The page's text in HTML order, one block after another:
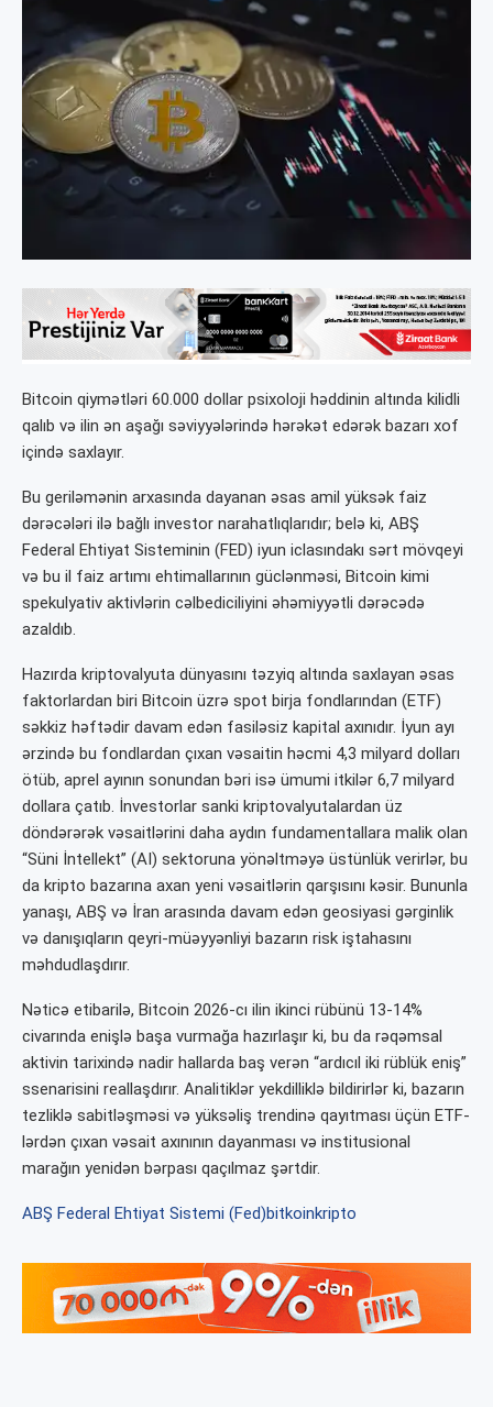
Bitcoin qiymətləri 60.000 dollar psixoloji həddinin altında kilidli
qalıb və ilin ən aşağı səviyyələrində hərəkət edərək bazarı xof
içində saxlayır.
Bu geriləmənin arxasında dayanan əsas amil yüksək faiz
dərəcələri ilə bağlı investor narahatlıqlarıdır; belə ki, ABŞ
Federal Ehtiyat Sisteminin (FED) iyun iclasındakı sərt mövqeyi
və bu il faiz artımı ehtimallarının güclənməsi, Bitcoin kimi
spekulyativ aktivlərin cəlbediciliyini əhəmiyyətli dərəcədə
azaldıb.
Hazırda kriptovalyuta dünyasını təzyiq altında saxlayan əsas
faktorlardan biri Bitcoin üzrə spot birja fondlarından (ETF)
səkkiz həftədir davam edən fasiləsiz kapital axınıdır. İyun ayı
ərzində bu fondlardan çıxan vəsaitin həcmi 4,3 milyard dolları
ötüb, aprel ayının sonundan bəri isə ümumi itkilər 6,7 milyard
dollara çatıb. İnvestorlar sanki kriptovalyutalardan üz
döndərərək vəsaitlərini daha aydın fundamentallara malik olan
“Süni İntellekt” (AI) sektoruna yönəltməyə üstünlük verirlər, bu
da kripto bazarına axan yeni vəsaitlərin qarşısını kəsir. Bununla
yanaşı, ABŞ və İran arasında davam edən geosiyasi gərginlik
və danışıqların qeyri-müəyyənliyi bazarın risk iştahasını
məhdudlaşdırır.
Nəticə etibarilə, Bitcoin 2026-cı ilin ikinci rübünü 13-14%
civarında enişlə başa vurmağa hazırlaşır ki, bu da rəqəmsal
aktivin tarixində nadir hallarda baş verən “ardıcıl iki rüblük eniş”
ssenarisini reallaşdırır. Analitiklər yekdilliklə bildirirlər ki, bazarın
tezliklə sabitləşməsi və yüksəliş trendinə qayıtması üçün ETF-
lərdən çıxan vəsait axınının dayanması və institusional
marağın yenidən bərpası qaçılmaz şərtdir.
ABŞ Federal Ehtiyat Sistemi (Fed)bitkoinkripto